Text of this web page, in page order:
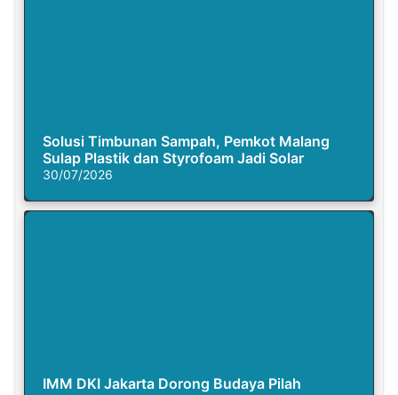
Solusi Timbunan Sampah, Pemkot Malang
Sulap Plastik dan Styrofoam Jadi Solar
30/07/2026
IMM DKI Jakarta Dorong Budaya Pilah